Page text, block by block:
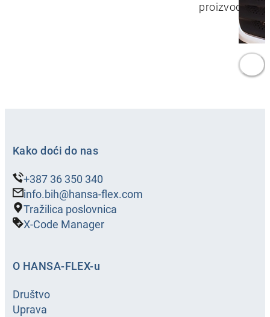
proizvoda i
Kako doći do nas
+387 36 350 340
info.bih@hansa-flex.com
Tražilica poslovnica
X-Code Manager
O HANSA-FLEX-u
Društvo
Uprava